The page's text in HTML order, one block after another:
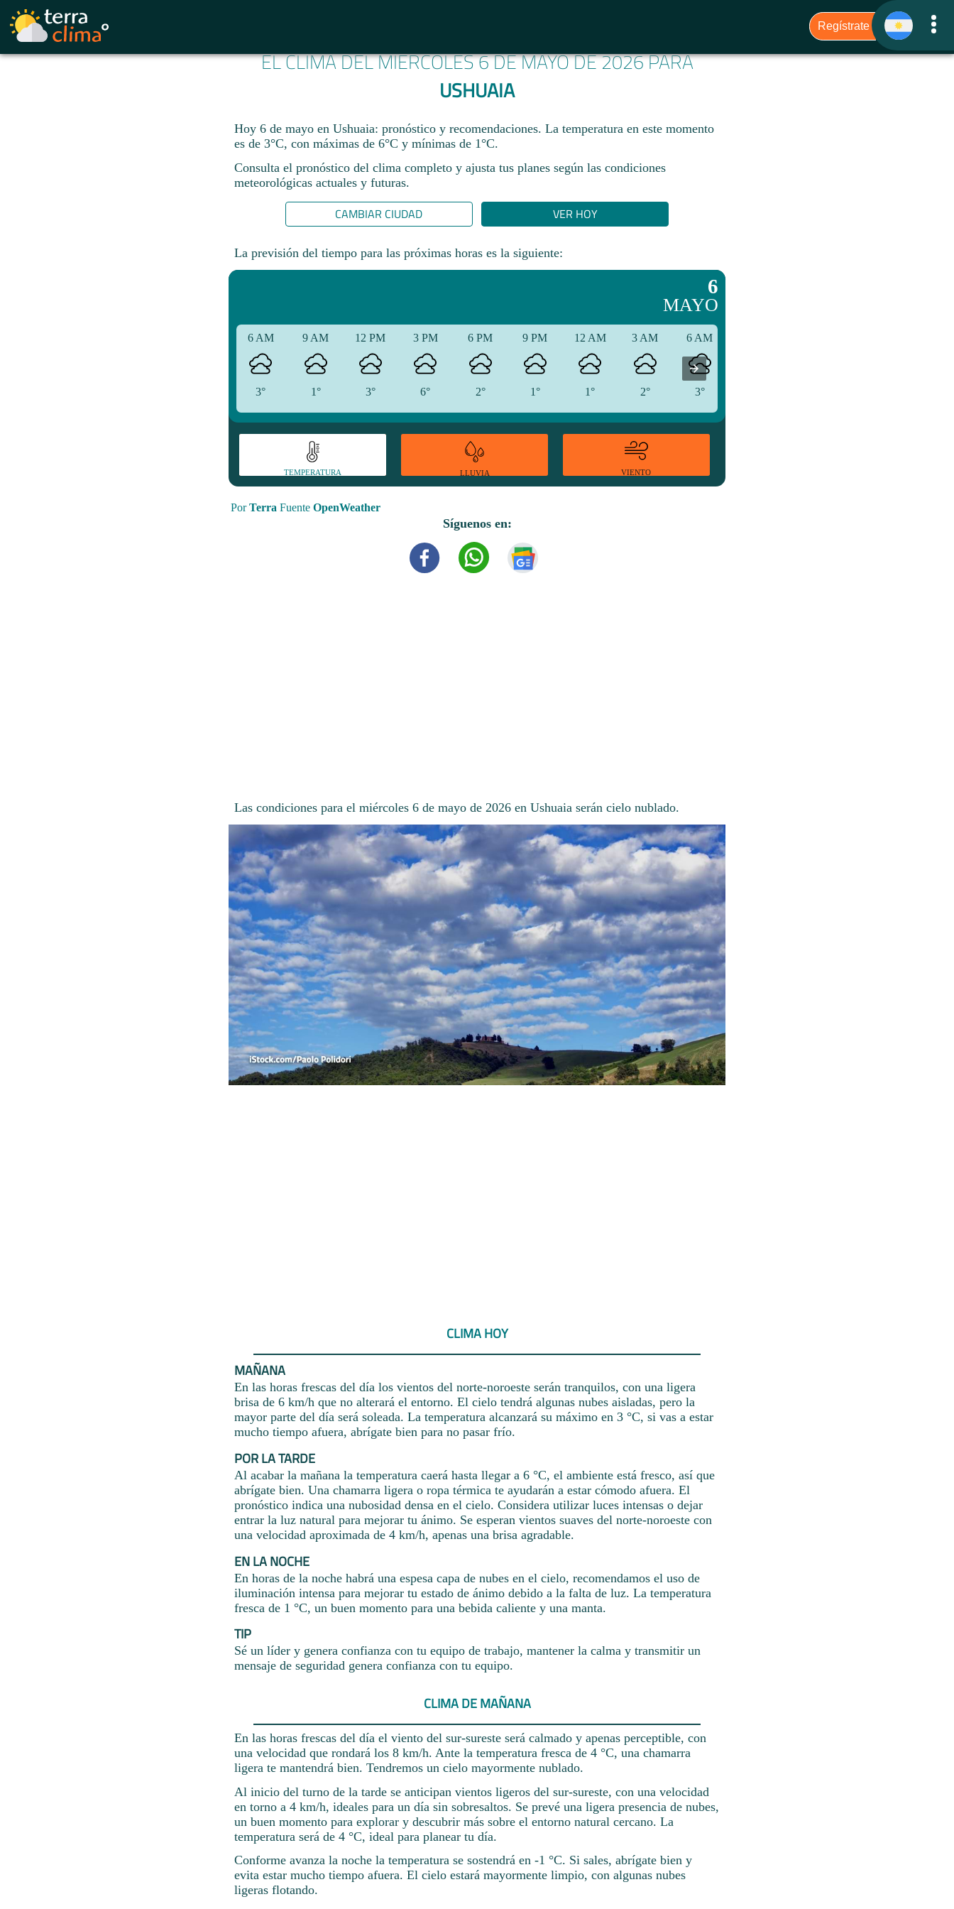
EL CLIMA DEL MIÉRCOLES 6 DE MAYO DE 2026 PARA
USHUAIA
Hoy 6 de mayo en Ushuaia: pronóstico y recomendaciones. La temperatura en este momento
es de 3°C, con máximas de 6°C y mínimas de 1°C.
Consulta el pronóstico del clima completo y ajusta tus planes según las condiciones
meteorológicas actuales y futuras.
CAMBIAR CIUDAD VER HOY
La previsión del tiempo para las próximas horas es la siguiente:
6
MAYO
6 AM
3°
9 AM
1°
12 PM
3°
3 PM
6°
6 PM
2°
9 PM
1°
12 AM
1°
3 AM
2°
6 AM
3°
TEMPERATURA LLUVIA VIENTO
PorTerra Fuente OpenWeather
Síguenos en:
Las condiciones para el miércoles 6 de mayo de 2026 en Ushuaia serán cielo nublado.
CLIMA HOY
MAÑANA
En las horas frescas del día los vientos del norte-noroeste serán tranquilos, con una ligera
brisa de 6 km/h que no alterará el entorno. El cielo tendrá algunas nubes aisladas, pero la
mayor parte del día será soleada. La temperatura alcanzará su máximo en 3 °C, si vas a estar
mucho tiempo afuera, abrígate bien para no pasar frío.
POR LA TARDE
Al acabar la mañana la temperatura caerá hasta llegar a 6 °C, el ambiente está fresco, así que
abrígate bien. Una chamarra ligera o ropa térmica te ayudarán a estar cómodo afuera. El
pronóstico indica una nubosidad densa en el cielo. Considera utilizar luces intensas o dejar
entrar la luz natural para mejorar tu ánimo. Se esperan vientos suaves del norte-noroeste con
una velocidad aproximada de 4 km/h, apenas una brisa agradable.
EN LA NOCHE
En horas de la noche habrá una espesa capa de nubes en el cielo, recomendamos el uso de
iluminación intensa para mejorar tu estado de ánimo debido a la falta de luz. La temperatura
fresca de 1 °C, un buen momento para una bebida caliente y una manta.
TIP
Sé un líder y genera confianza con tu equipo de trabajo, mantener la calma y transmitir un
mensaje de seguridad genera confianza con tu equipo.
CLIMA DE MAÑANA
En las horas frescas del día el viento del sur-sureste será calmado y apenas perceptible, con
una velocidad que rondará los 8 km/h. Ante la temperatura fresca de 4 °C, una chamarra
ligera te mantendrá bien. Tendremos un cielo mayormente nublado.
Al inicio del turno de la tarde se anticipan vientos ligeros del sur-sureste, con una velocidad
en torno a 4 km/h, ideales para un día sin sobresaltos. Se prevé una ligera presencia de nubes,
un buen momento para explorar y descubrir más sobre el entorno natural cercano. La
temperatura será de 4 °C, ideal para planear tu día.
Conforme avanza la noche la temperatura se sostendrá en -1 °C. Si sales, abrígate bien y
evita estar mucho tiempo afuera. El cielo estará mayormente limpio, con algunas nubes
ligeras flotando.